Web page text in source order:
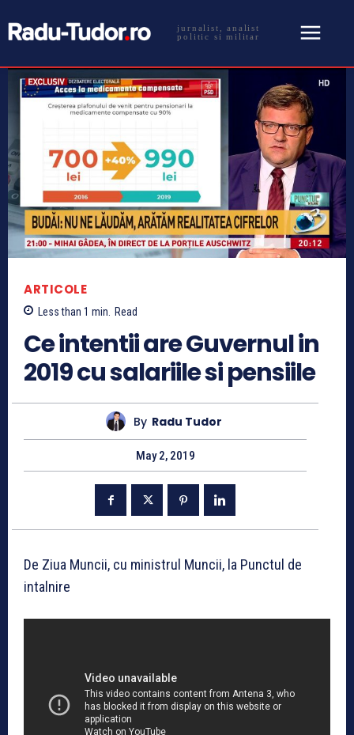
jurnalist, analist
politic si militar
ARTICOLE
Less than 1 min. Read
Ce intentii are Guvernul in
2019 cu salariile si pensiile
By Radu Tudor
May 2, 2019
De Ziua Muncii, cu ministrul Muncii, la Punctul de
intalnire